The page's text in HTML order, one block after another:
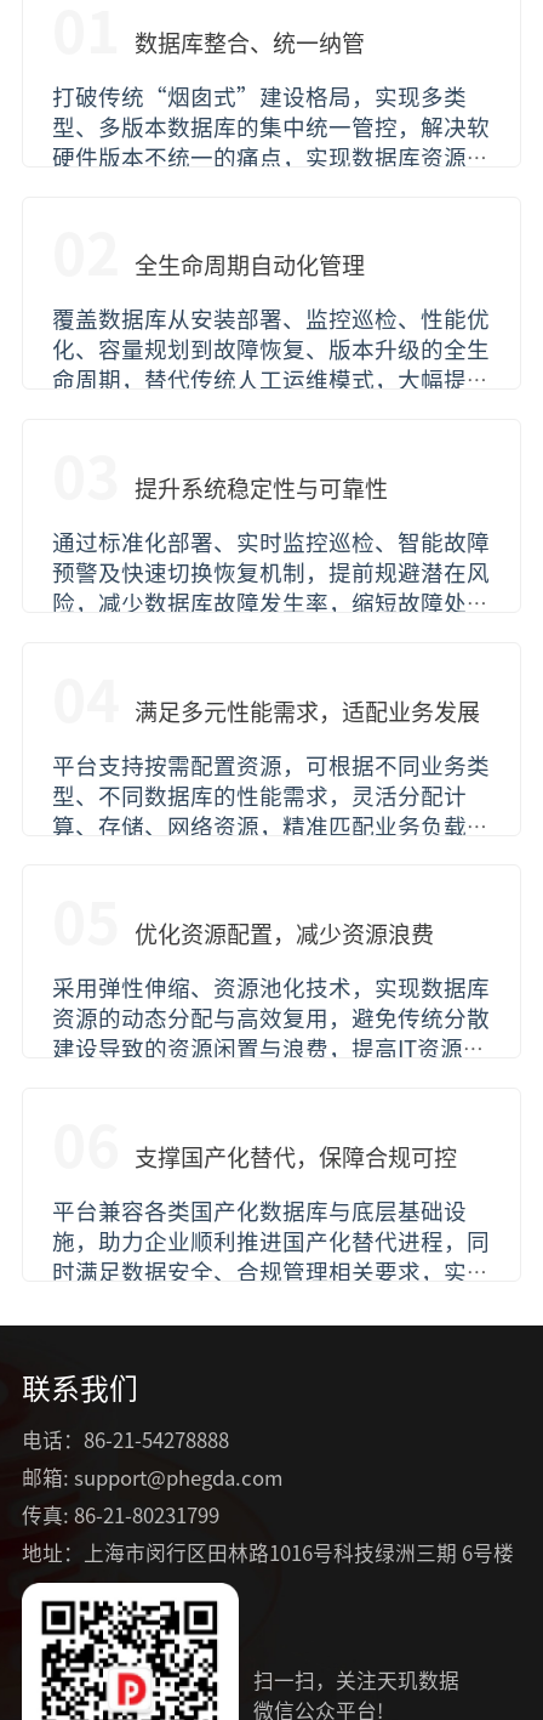
数据库整合、统一纳管
打破传统“烟囱式”建设格局，实现多类
型、多版本数据库的集中统一管控，解决软
硬件版本不统一的痛点，实现数据库资源的
全生命周期自动化管理
覆盖数据库从安装部署、监控巡检、性能优
化、容量规划到故障恢复、版本升级的全生
命周期，替代传统人工运维模式，大幅提升
提升系统稳定性与可靠性
通过标准化部署、实时监控巡检、智能故障
预警及快速切换恢复机制，提前规避潜在风
险，减少数据库故障发生率，缩短故障处置
满足多元性能需求，适配业务发展
平台支持按需配置资源，可根据不同业务类
型、不同数据库的性能需求，灵活分配计
算、存储、网络资源，精准匹配业务负载，
优化资源配置，减少资源浪费
采用弹性伸缩、资源池化技术，实现数据库
资源的动态分配与高效复用，避免传统分散
建设导致的资源闲置与浪费，提高IT资源利
支撑国产化替代，保障合规可控
平台兼容各类国产化数据库与底层基础设
施，助力企业顺利推进国产化替代进程，同
时满足数据安全、合规管理相关要求，实现
规风险。
联系我们
电话：86-21-54278888
邮箱: support@phegda.com
传真: 86-21-80231799
地址：上海市闵行区田林路1016号科技绿洲三期 6号楼
扫一扫，关注天玑数据
微信公众平台!